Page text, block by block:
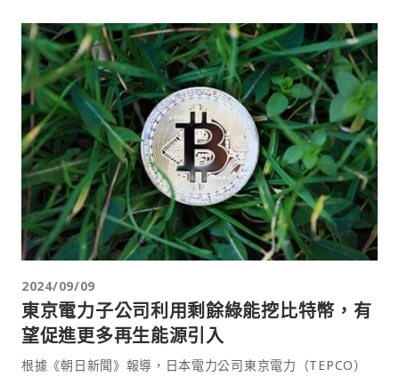
2024/09/09
東京電力子公司利用剩餘綠能挖比特幣，有
望促進更多再生能源引入
根據《朝日新聞》報導，日本電力公司東京電力（TEPCO）